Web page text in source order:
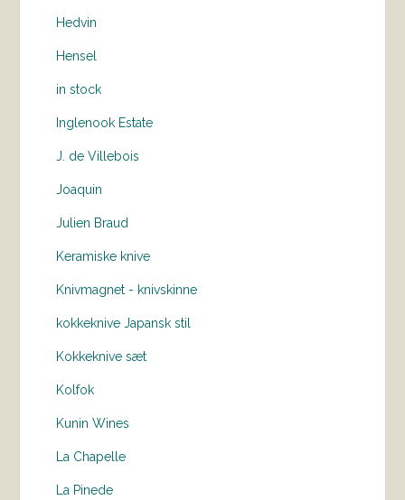
Hedvin
Hensel
in stock
Inglenook Estate
J. de Villebois
Joaquin
Julien Braud
Keramiske knive
Knivmagnet - knivskinne
kokkeknive Japansk stil
Kokkeknive sæt
Kolfok
Kunin Wines
La Chapelle
La Pinede